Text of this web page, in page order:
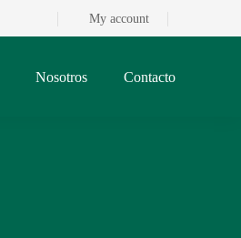
My account
Nosotros Contacto